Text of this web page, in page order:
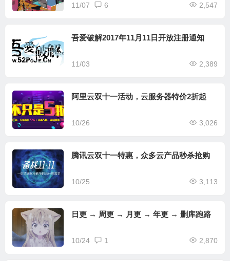
11/07 6 2,547
吾爱破解2017年11月11日开放注册通知
11/03 2,389
阿里云双十一活动，云服务器特价2折起
10/26 3,026
腾讯云双十一特惠，众多云产品秒杀抢购
10/25 3,113
日更 → 周更 → 月更 → 年更 → 删库跑路
10/24 1 2,870